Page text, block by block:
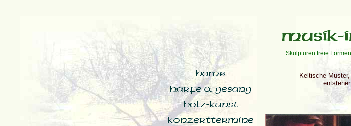
Skulpturen freie Formen
Keltische